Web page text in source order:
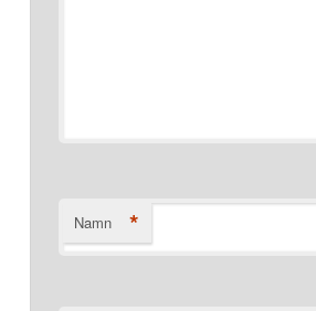
Namn *